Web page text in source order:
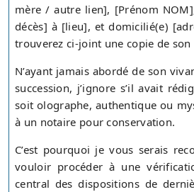
mère / autre lien], [Prénom
décès] à [lieu], et domicilié(e)
trouverez ci-joint une copie de son
N’ayant jamais abordé de son
succession, j’ignore s’il avait
soit olographe, authentique ou
à un notaire pour conservation.
C’est pourquoi je vous serais
vouloir procéder à une
central des dispositions de